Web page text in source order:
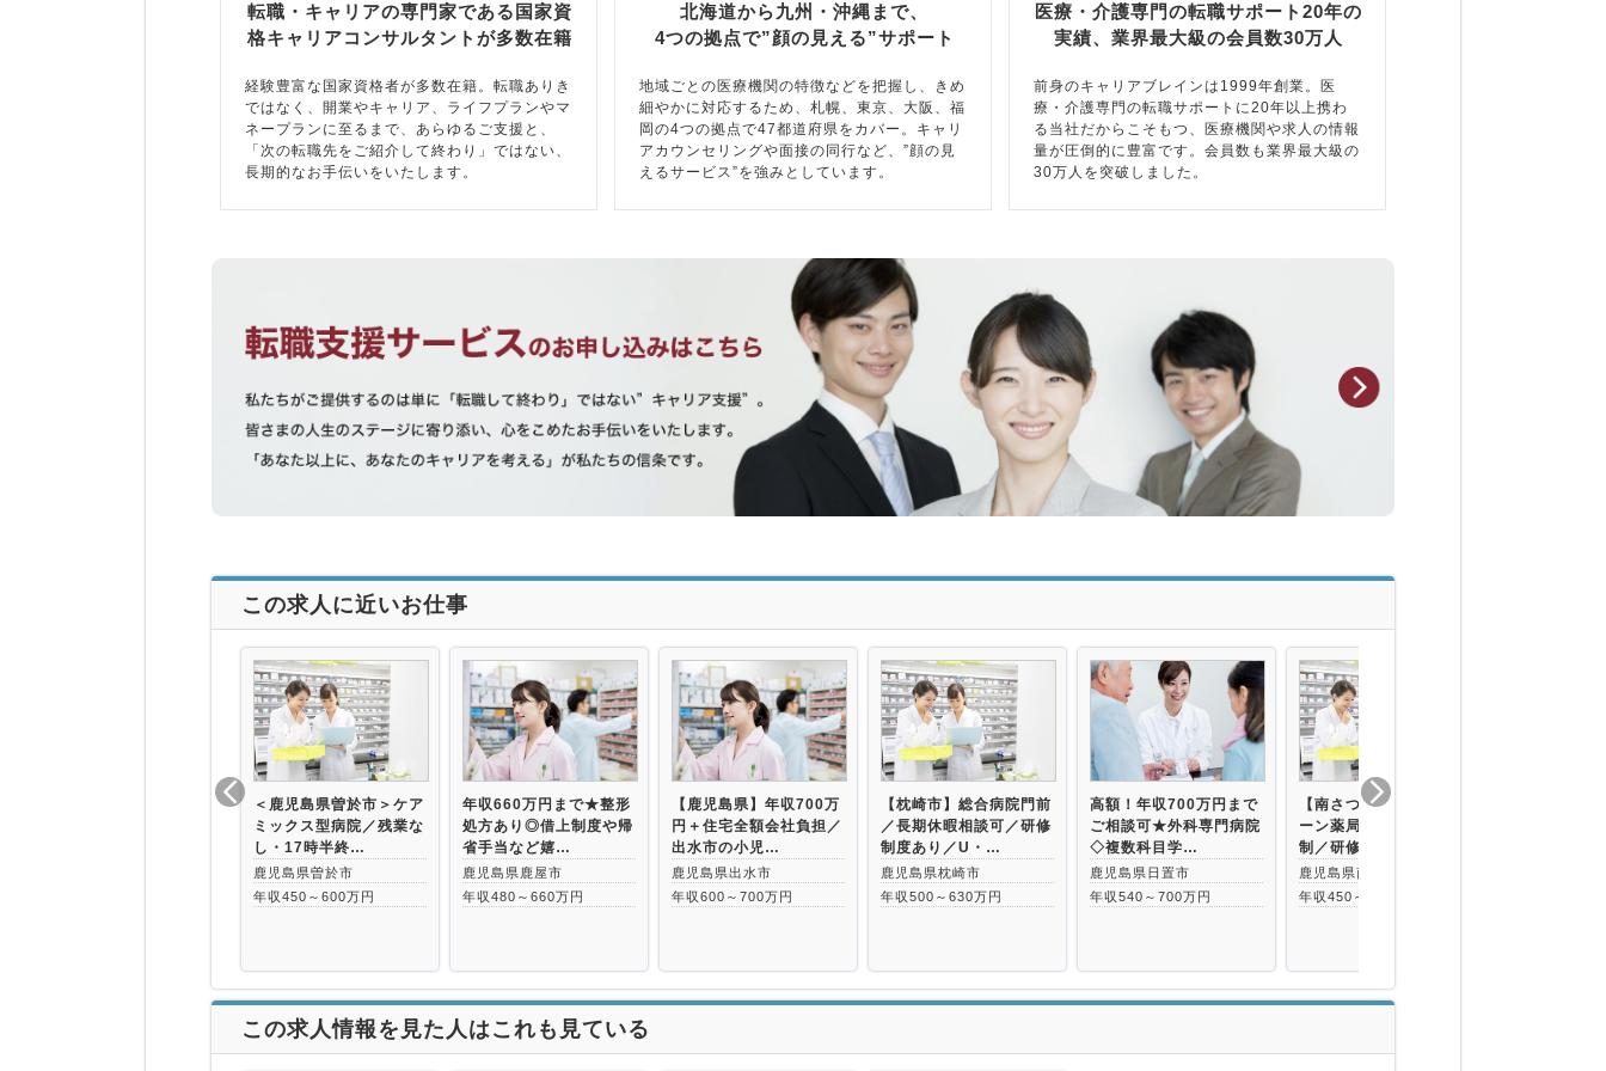
転職・キャリアの専門家である国家資
格キャリアコンサルタントが多数在籍
経験豊富な国家資格者が多数在籍。転職ありき
ではなく、開業やキャリア、ライフプランやマ
ネープランに至るまで、あらゆるご支援と、
「次の転職先をご紹介して終わり」ではない、
長期的なお手伝いをいたします。
北海道から九州・沖縄まで、
4つの拠点で”顔の見える”サポート
地域ごとの医療機関の特徴などを把握し、きめ
細やかに対応するため、札幌、東京、大阪、福
岡の4つの拠点で47都道府県をカバー。キャリ
アカウンセリングや面接の同行など、”顔の見
えるサービス”を強みとしています。
医療・介護専門の転職サポート20年の
実績、業界最大級の会員数30万人
前身のキャリアブレインは1999年創業。医
療・介護専門の転職サポートに20年以上携わ
る当社だからこそもつ、医療機関や求人の情報
量が圧倒的に豊富です。会員数も業界最大級の
30万人を突破しました。
この求人に近いお仕事
＜鹿児島県曽於市＞ケア
ミックス型病院／残業な
し・17時半終…
鹿児島県曽於市
年収450～600万円
年収660万円まで★整形
処方あり◎借上制度や帰
省手当など嬉…
鹿児島県鹿屋市
年収480～660万円
【鹿児島県】年収700万
円＋住宅全額会社負担／
出水市の小児…
鹿児島県出水市
年収600～700万円
【枕崎市】総合病院門前
／長期休暇相談可／研修
制度あり／U・…
鹿児島県枕崎市
年収500～630万円
高額！年収700万円まで
ご相談可★外科専門病院
◇複数科目学…
鹿児島県日置市
年収540～700万円
【南さつま市】地場チェ
ーン薬局／完全週休2日
制／研修制度充…
鹿児島県南さつま市
年収450～650万円
この求人情報を見た人はこれも見ている